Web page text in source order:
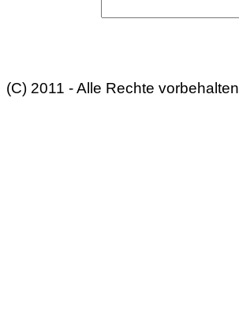
(C) 2011 - Alle Rechte vorbehalten